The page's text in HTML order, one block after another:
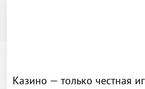
Казино — только честная